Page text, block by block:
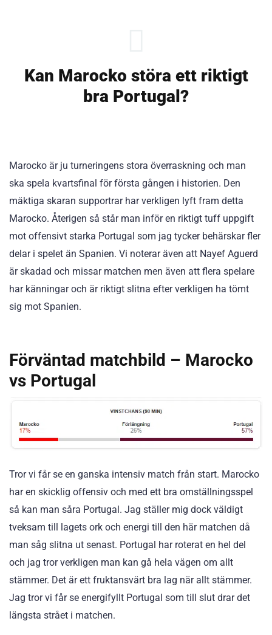
Kan Marocko störa ett riktigt
bra Portugal?
Marocko är ju turneringens stora överraskning och man
ska spela kvartsfinal för första gången i historien. Den
mäktiga skaran supportrar har verkligen lyft fram detta
Marocko. Återigen så står man inför en riktigt tuff uppgift
mot offensivt starka Portugal som jag tycker behärskar fler
delar i spelet än Spanien. Vi noterar även att Nayef Aguerd
är skadad och missar matchen men även att flera spelare
har känningar och är riktigt slitna efter verkligen ha tömt
sig mot Spanien.
Förväntad matchbild – Marocko
vs Portugal
Tror vi får se en ganska intensiv match från start. Marocko
har en skicklig offensiv och med ett bra omställningsspel
så kan man såra Portugal. Jag ställer mig dock väldigt
tveksam till lagets ork och energi till den här matchen då
man såg slitna ut senast. Portugal har roterat en hel del
och jag tror verkligen man kan gå hela vägen om allt
stämmer. Det är ett fruktansvärt bra lag när allt stämmer.
Jag tror vi får se energifyllt Portugal som till slut drar det
längsta strået i matchen.